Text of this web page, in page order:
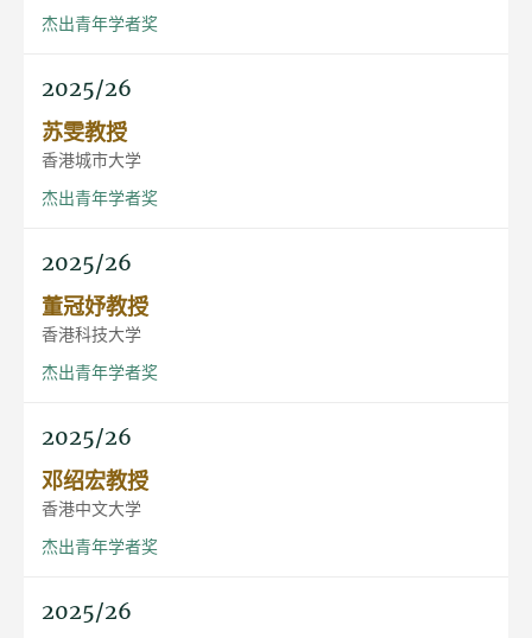
杰出青年学者奖
2025/26
苏雯教授
香港城市大学
杰出青年学者奖
2025/26
董冠妤教授
香港科技大学
杰出青年学者奖
2025/26
邓绍宏教授
香港中文大学
杰出青年学者奖
2025/26